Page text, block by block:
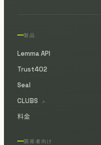
製品
Lemma API
Trust402
Seal
CLUBS
↗
料金
開発者向け